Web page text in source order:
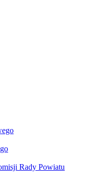
Rady Powiatu